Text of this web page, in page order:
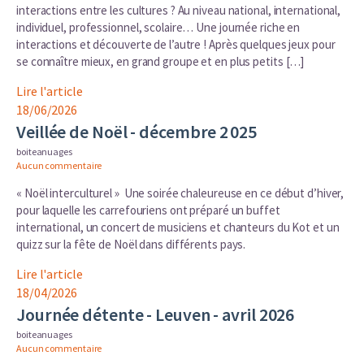
interactions entre les cultures ? Au niveau national, international,
individuel, professionnel, scolaire… Une journée riche en
interactions et découverte de l’autre ! Après quelques jeux pour
se connaître mieux, en grand groupe et en plus petits […]
Lire l'article
18/06/2026
Veillée de Noël - décembre 2 025
boiteanuages
Aucun commentaire
« Noël interculturel » Une soirée chaleureuse en ce début d’hiver,
pour laquelle les carrefouriens ont préparé un buffet
international, un concert de musiciens et chanteurs du Kot et un
quizz sur la fête de Noël dans différents pays.
Lire l'article
18/04/2026
Journée détente - Leuven - avril 2026
boiteanuages
Aucun commentaire